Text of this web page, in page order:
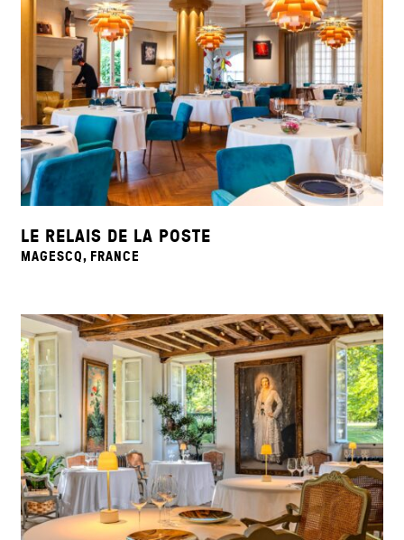
LE RELAIS DE LA POSTE
MAGESCQ, FRANCE